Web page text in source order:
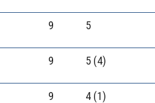
9 5
9 5 (4)
9 4 (1)